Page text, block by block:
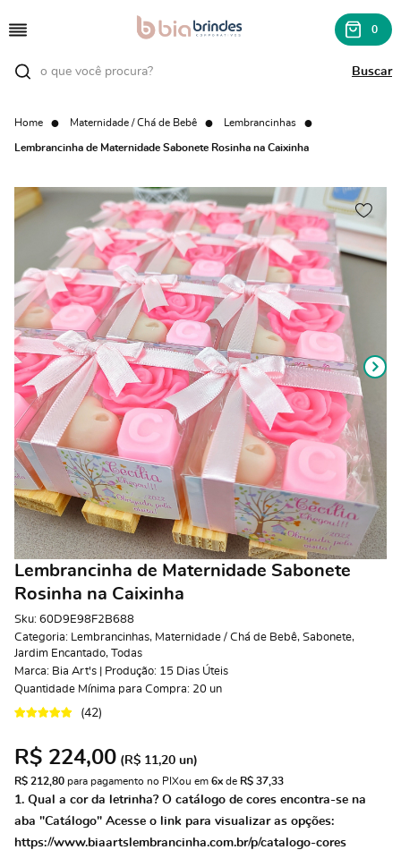
0
Home Maternidade / Chá de Bebê Lembrancinhas
Lembrancinha de Maternidade Sabonete Rosinha na Caixinha
Lembrancinha de Maternidade Sabonete
Rosinha na Caixinha
Sku: 60D9E98F2B688
Categoria: Lembrancinhas, Maternidade / Chá de Bebê, Sabonete,
Jardim Encantado, Todas
Marca: Bia Art's | Produção: 15 Dias Úteis
Quantidade Mínima para Compra: 20 un
(42)
R$ 224,00 (R$ 11,20 un)
R$ 212,80 para pagamento no PIXou em 6x de R$ 37,33
1. Qual a cor da letrinha? O catálogo de cores encontra-se na
aba "Catálogo" Acesse o link para visualizar as opções:
https://www.biaartslembrancinha.com.br/p/catalogo-cores